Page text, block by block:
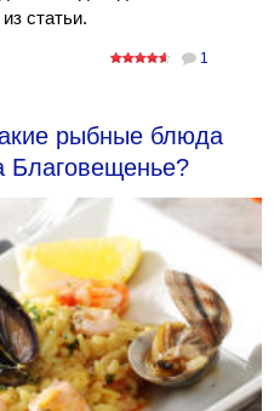
статьи.
1
рыбные блюда
Благовещенье?